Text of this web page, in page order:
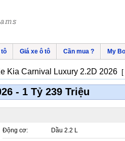
tô Giá xe ô tô Cần mua ? My
Kia Carnival Luxury 2.2D 2026 [
- 1 Tỷ 239 Triệu
Động cơ: Dầu 2.2 L